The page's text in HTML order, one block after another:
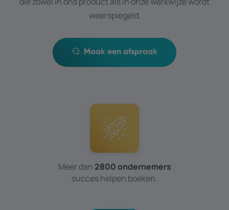
weerspiegeld.
Maak een afspraak
Meer dan 2800 ondernemers
succes helpen boeken.